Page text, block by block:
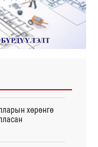
хөрөнгө